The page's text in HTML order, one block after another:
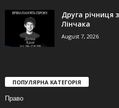
Друга річниця
Лінчака
August 7, 2026
ПОПУЛЯРНА КАТЕГОРІЯ
Право